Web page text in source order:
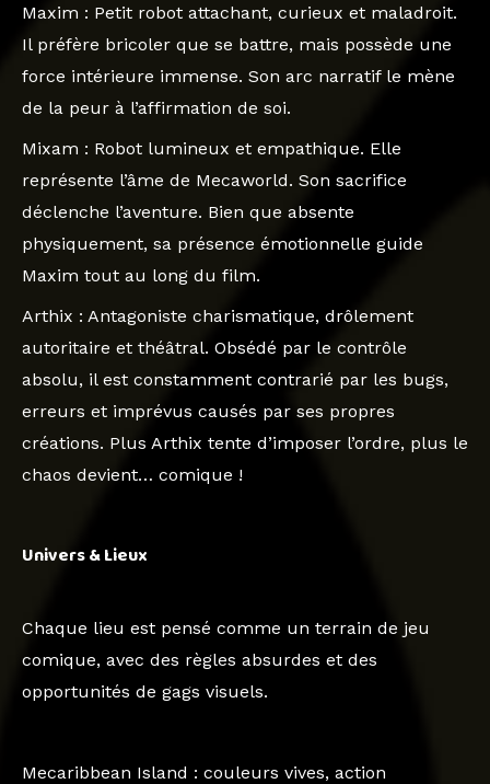
Maxim : Petit robot attachant, curieux et maladroit.
Il préfère bricoler que se battre, mais possède une
force intérieure immense. Son arc narratif le mène
de la peur à l’affirmation de soi.
Mixam : Robot lumineux et empathique. Elle
représente l’âme de Mecaworld. Son sacrifice
déclenche l’aventure. Bien que absente
physiquement, sa présence émotionnelle guide
Maxim tout au long du film.
Arthix : Antagoniste charismatique, drôlement
autoritaire et théâtral. Obsédé par le contrôle
absolu, il est constamment contrarié par les bugs,
erreurs et imprévus causés par ses propres
créations. Plus Arthix tente d’imposer l’ordre, plus le
chaos devient… comique !
Univers & Lieux
Chaque lieu est pensé comme un terrain de jeu
comique, avec des règles absurdes et des
opportunités de gags visuels.
Mecaribbean Island : couleurs vives, action